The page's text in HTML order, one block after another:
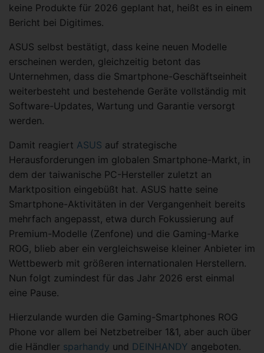
keine Produkte für 2026 geplant hat, heißt es in einem
Bericht bei Digitimes.
ASUS selbst bestätigt, dass keine neuen Modelle
erscheinen werden, gleichzeitig betont das
Unternehmen, dass die Smartphone-Geschäftseinheit
weiterbesteht und bestehende Geräte vollständig mit
Software-Updates, Wartung und Garantie versorgt
werden.
Damit reagiert ASUS auf strategische
Herausforderungen im globalen Smartphone-Markt, in
dem der taiwanische PC-Hersteller zuletzt an
Marktposition eingebüßt hat. ASUS hatte seine
Smartphone-Aktivitäten in der Vergangenheit bereits
mehrfach angepasst, etwa durch Fokussierung auf
Premium-Modelle (Zenfone) und die Gaming-Marke
ROG, blieb aber ein vergleichsweise kleiner Anbieter im
Wettbewerb mit größeren internationalen Herstellern.
Nun folgt zumindest für das Jahr 2026 erst einmal
eine Pause.
Hierzulande wurden die Gaming-Smartphones ROG
Phone vor allem bei Netzbetreiber 1&1, aber auch über
die Händler sparhandy und DEINHANDY angeboten.